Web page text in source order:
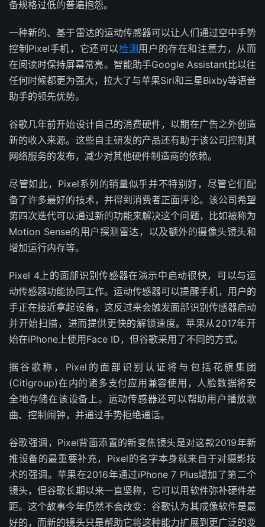
备规格过低的普遍抱怨。
一种新的、基于雷达的运动传感器可以让人们通过空中手势
控制Pixel手机，它还可以检测用户的存在和注意力，从而
在阅读时保持屏幕常亮。智能助手Google Assistant比以往
任何时候都更为强大，拉大了与苹果Siri和三星Bixby等语音
助手的领先优势。
谷歌几年前开始设计自己的消费硬件，以期在广告之外创造
新的收入来源。这些自主研发的产品还有助于该公司控制其
网络服务的发布，减少对其他硬件制造商的依赖。
尽管如此，Pixel系列的销量似乎并不特别好，尽管它们配
备了许多最好的技术，并得到消费者正面评论。该公司希望
第四次迭代可以通过新的功能来解决这个问题，比如被称为
Motion Sense的用户探测雷达，以及额外的摄像头镜头和
增加运行内存等。
Pixel 4上的面部识别传感器在演示中启动很快，可以与运
动传感器功能协同工作。运动传感器可以提醒手机，用户的
手正在接近拿起设备，这反过来会触发面部识别传感器启动
并开始扫描，进而提供更快的解锁速度。苹果从2017年开
始在iPhone上使用Face ID，但谷歌采用了不同的方式。
据谷歌称，Pixel的面部识别认证将与包括花旗集团
(Citigroup)在内的诸多支付应用兼容使用，人脸数据将安
全地存储在该设备上。运动传感器还可以帮助用户播放歌
曲、控制闹钟，并通过手势拒绝通话。
谷歌强调，Pixel背面添置的新变焦镜头是对这款2019年新
推设备的最重要补充，Pixel的名字本身就来自于对摄影技
术的强调。苹果在2016年通过iPhone 7 Plus增加了第二个
镜头，但谷歌长期以来一直坚称，它可以用软件弥补硬件差
距。这个故事今年仍然不会改变：谷歌认为其成像软件是最
好的，而新的镜头只是帮助它将这种能力扩展到更广泛的变